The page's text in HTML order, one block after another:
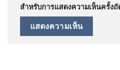
สำหรับการแสดงความเห็นครั้งถั